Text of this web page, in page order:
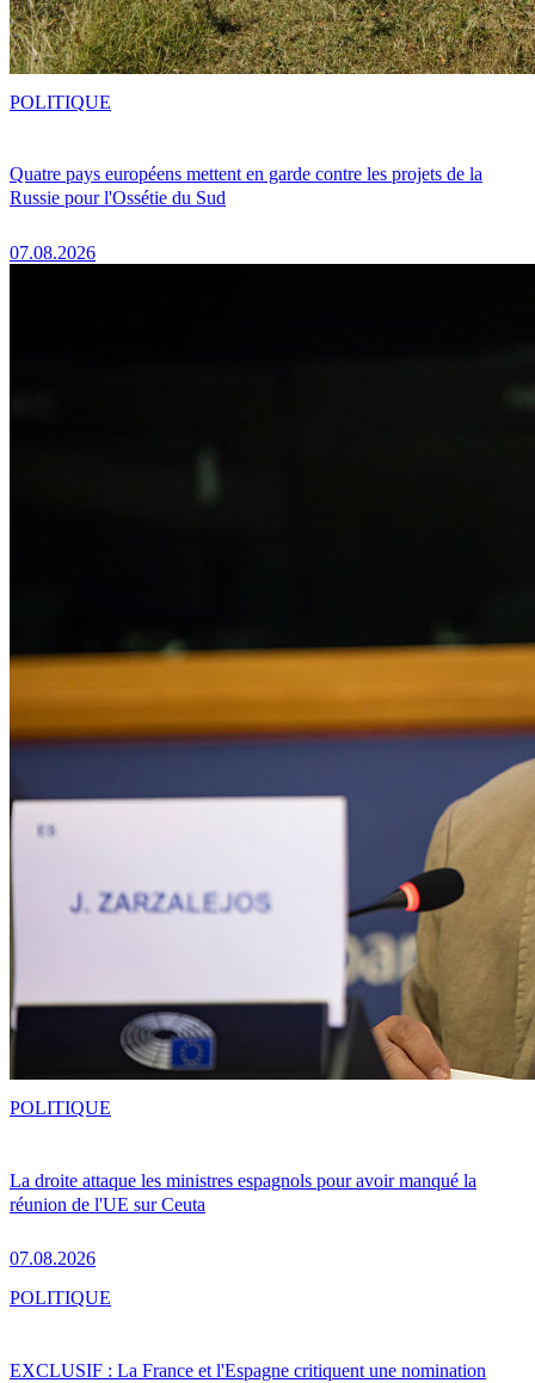
Quatre pays européens mettent en garde contre les projets de la
Russie pour l'Ossétie du Sud
07.08.2026
POLITIQUE
La droite attaque les ministres espagnols pour avoir manqué la
réunion de l'UE sur Ceuta
07.08.2026
POLITIQUE
EXCLUSIF : La France et l'Espagne critiquent une nomination
POLITIQUE